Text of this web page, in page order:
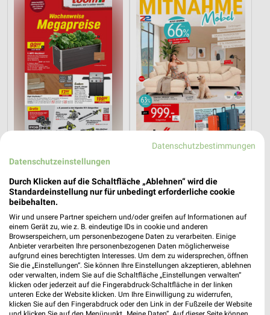
3,8 km
Gültig bis Fr. 14.08. Noch heute gültig
Datenschutzbestimmungen
Datenschutzeinstellungen
Durch Klicken auf die Schaltfläche „Ablehnen“ wird die
Standardeinstellung nur für unbedingt erforderliche cookie
beibehalten.
Wir und unsere Partner speichern und/oder greifen auf Informationen auf
einem Gerät zu, wie z. B. eindeutige IDs in cookie und anderen
Browserspeichern, um personenbezogene Daten zu verarbeiten. Einige
Anbieter verarbeiten Ihre personenbezogenen Daten möglicherweise
aufgrund eines berechtigten Interesses. Um dem zu widersprechen, öffnen
Sie die „Einstellungen“. Sie können Ihre Einstellungen akzeptieren, ablehnen
oder verwalten, indem Sie auf die Schaltfläche „Einstellungen verwalten“
klicken oder jederzeit auf die Fingerabdruck-Schaltfläche in der linken
unteren Ecke der Website klicken. Um Ihre Einwilligung zu widerrufen,
klicken Sie auf den Fingerabdruck oder den Link in der Fußzeile der Website